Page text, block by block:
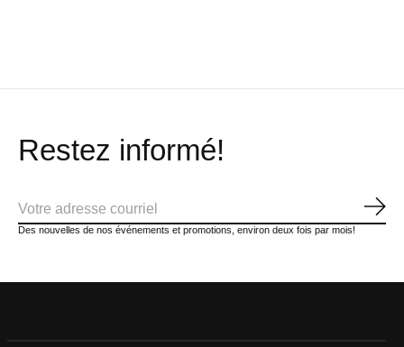
Restez informé!
Des nouvelles de nos événements et promotions, environ deux fois par mois!